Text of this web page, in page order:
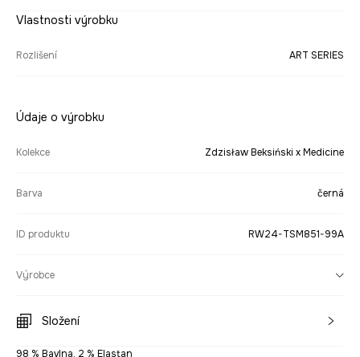
Vlastnosti výrobku
Rozlišení ART SERIES
Údaje o výrobku
Kolekce Zdzisław Beksiński x Medicine
Barva černá
ID produktu RW24-TSM851-99A
Výrobce
Složení
98 % Bavlna, 2 % Elastan